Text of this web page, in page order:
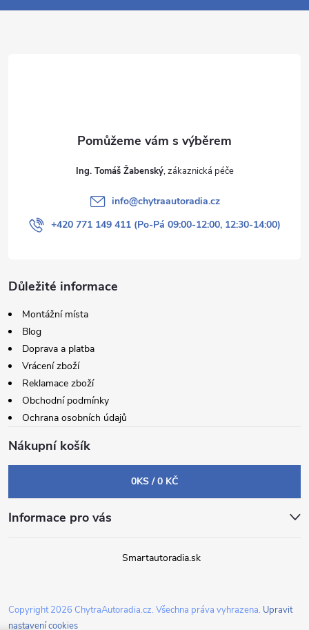
Ing. Tomáš Žabenský
info@chytraautoradia.cz
+420 771 149 411 (Po-Pá 09:00-12:00, 12:30-14:00)
Důležité informace
Montážní místa
Blog
Doprava a platba
Vrácení zboží
Reklamace zboží
Obchodní podmínky
Ochrana osobních údajů
Nákupní košík
0KS /0 KČ
Informace pro vás
Smartautoradia.sk
Copyright 2026 ChytraAutoradia.cz. Všechna práva vyhrazena. Upravit
nastavení cookies